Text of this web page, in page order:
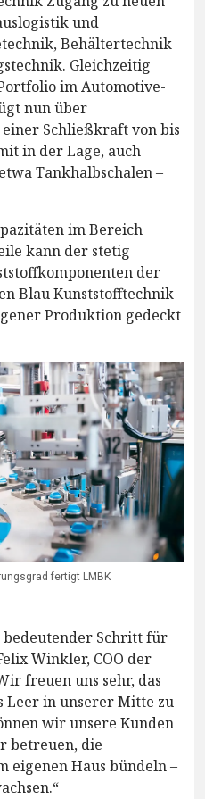
und
Behältertechnik
Gleichzeitig
im Automotive-
nun über
Schließkraft von bis
in der Lage, auch
Tankhalbschalen –
im Bereich
kann der stetig
der
Blau Kunststofftechnik
Produktion gedeckt
fertigt LMBK
bedeutender Schritt für
Winkler, COO der
freuen uns sehr, das
Leer in unserer Mitte zu
wir unsere Kunden
betreuen, die
eigenen Haus bündeln –